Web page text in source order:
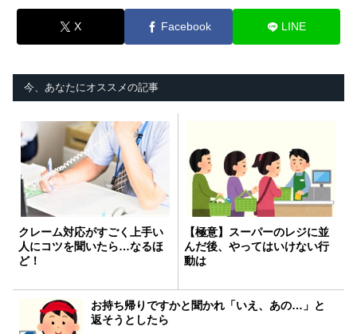
X Facebook LINE
今、あなたにオススメの記事
クレーム対応がすごく上手い
人にコツを聞いたら…なるほ
ど！
【極意】スーパーのレジに並
んだ後、やってはいけない行
動は
お持ち帰りですかと聞かれ「いえ、あの…」と
返そうとしたら